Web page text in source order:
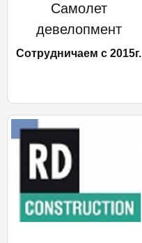
Самолет
девелопмент
Сотрудничаем с 2015г.